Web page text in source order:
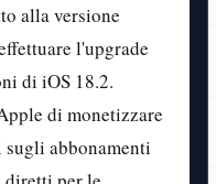
alla versione
l'upgrade
di iOS 18.2.
di monetizzare
abbonamenti